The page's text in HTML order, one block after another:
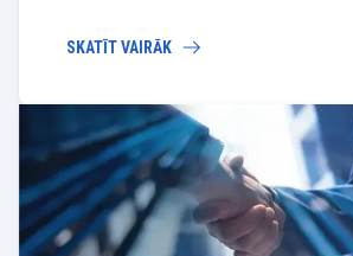
SKATĪT VAIRĀK